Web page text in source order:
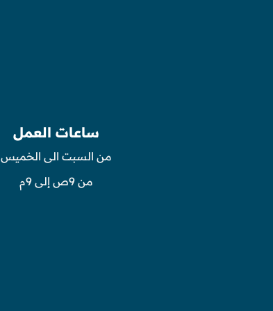
ساعات العمل
من السبت الى الخميس
من 9ص إلى 9م